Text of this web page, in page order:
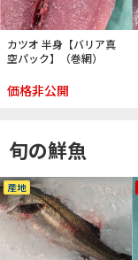
カツオ 半身【バリア真
空パック】（巻網）
価格非公開
旬の鮮魚
産地